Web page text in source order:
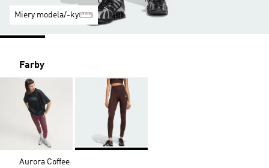
Miery modela/-ky
Farby
Aurora Coffee